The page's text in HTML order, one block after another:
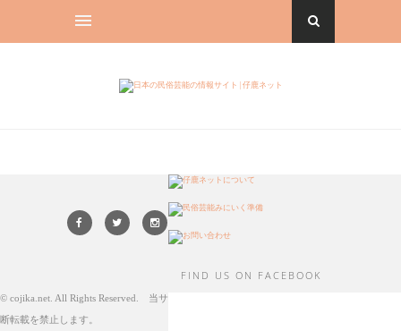
FIND US ON FACEBOOK
© cojika.net. All Rights Reserved. 当サイト内コンテンツの無
断転載を禁止します。